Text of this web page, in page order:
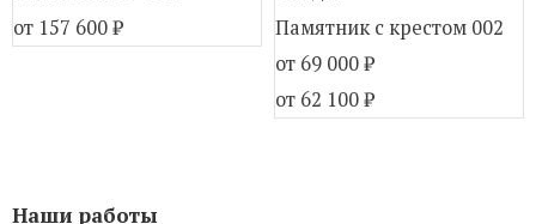
от 157 600₽
Памятник с крестом 002
от 69 000₽
от 62 100₽
Наши работы